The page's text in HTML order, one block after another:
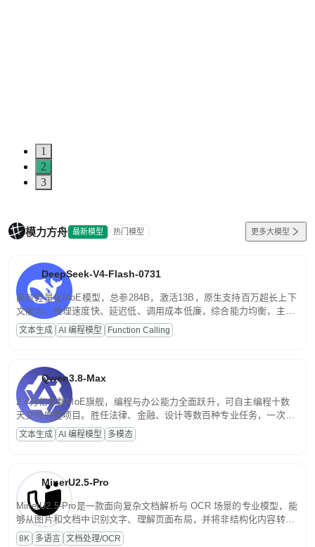
1
2
3
模力方舟 最新模型 热门模型 更多大模型
DeepSeek-V4-Flash-0731
高效轻量化MoE模型，总参284B，激活13B，原生支持百万超长上下
文能力。推理速度快、延迟低、调用成本低廉，综合能力均衡，主打
高并发、轻量化任务，适合日常对话、内容创作、基础 RAG、批量
文案处理等普惠刚需场景。
文本生成 AI 编程模型 Function Calling
Qwen3.8-Max
2.4万亿参数MoE旗舰，编程与办公能力全面跃升，可自主编程十数
天交付完整项目。胜任法律、金融、设计等数百种专业任务，一次对
话端到端交付生产级成果。原生视觉理解贯穿规划、执行与验证全流
程，支持超长文档与长视频的深度语义解析。长程任务中自主规划与
文本生成 AI 编程模型 多模态
MinerU2.5-Pro
MinerU2.5-Pro是一款面向复杂文档解析与 OCR 场景的专业模型，能
够从图片和文档中识别文字、理解页面布局，并将非结构化内容转换
为便于存储、检索和二次处理的结构化结果。
8K 多语言 文档处理/OCR